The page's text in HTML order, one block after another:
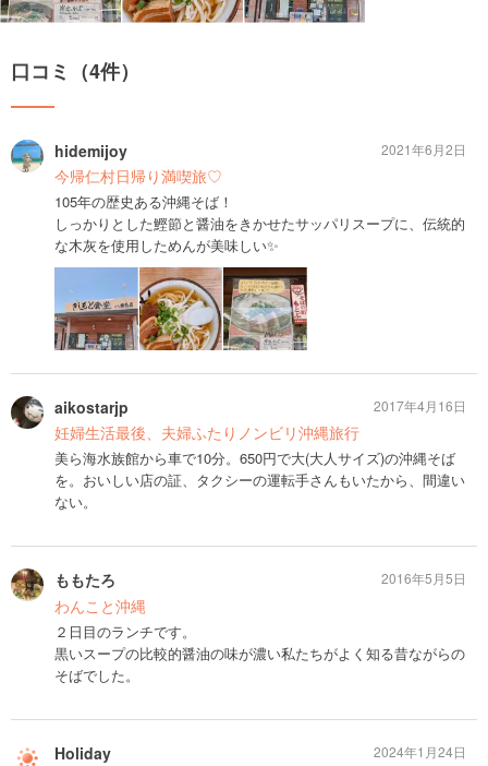
口コミ（4件）
hidemijoy
今帰仁村日帰り満喫旅♡
105年の歴史ある沖縄そば！
しっかりとした鰹節と醤油をきかせたサッパリスープに、伝統的
な木灰を使用しためんが美味しい✨
2021年6月2日
aikostarjp
妊婦生活最後、夫婦ふたりノンビリ沖縄旅行
美ら海水族館から車で10分。650円で大(大人サイズ)の沖縄そば
を。おいしい店の証、タクシーの運転手さんもいたから、間違い
ない。
2017年4月16日
ももたろ
わんこと沖縄
２日目のランチです。
黒いスープの比較的醤油の味が濃い私たちがよく知る昔ながらの
そばでした。
2016年5月5日
Holiday 2024年1月24日